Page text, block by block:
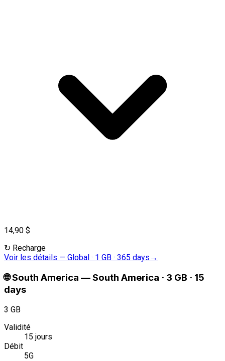
14,90 $
↻ Recharge
Voir les détails — Global · 1 GB · 365 days →
🌐South America —South America · 3 GB · 15
days
3 GB
Validité
15 jours
Débit
5G